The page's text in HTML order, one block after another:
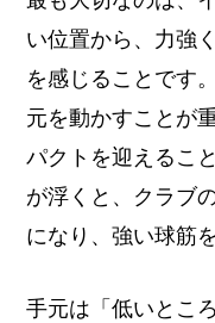
い位置から、力強
を感じることです
元を動かすことが
パクトを迎えるこ
が浮くと、クラブ
になり、強い球筋
手元は「低いとこ